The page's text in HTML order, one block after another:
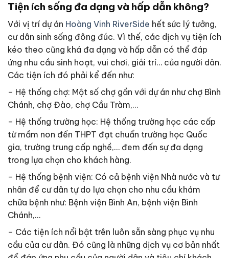
Tiện ích sống đa dạng và hấp dẫn không?
Với vị trí dự án Hoàng Vinh RiverSide hết sức lý tưởng,
cư dân sinh sống đông đúc. Vì thế, các dịch vụ tiện ích
kéo theo cũng khá đa dạng và hấp dẫn có thể đáp
ứng nhu cầu sinh hoạt, vui chơi, giải trí… của người dân.
Các tiện ích đó phải kể đến như:
– Hệ thống chợ: Một số chợ gần với dự án như chợ Bình
Chánh, chợ Đào, chợ Cầu Tràm,…
– Hệ thống trường học: Hệ thống trường học các cấp
từ mầm non đến THPT đạt chuẩn trường học Quốc
gia, trường trung cấp nghề,… đem đến sự đa dạng
trong lựa chọn cho khách hàng.
– Hệ thống bệnh viện: Có cả bệnh viện Nhà nước và tư
nhân để cư dân tự do lựa chọn cho nhu cầu khám
chữa bệnh như: Bệnh viện Bình An, bệnh viện Bình
Chánh,…
– Các tiện ích nổi bật trên luôn sẵn sàng phục vụ nhu
cầu của cư dân. Đó cũng là những dịch vụ cơ bản nhất